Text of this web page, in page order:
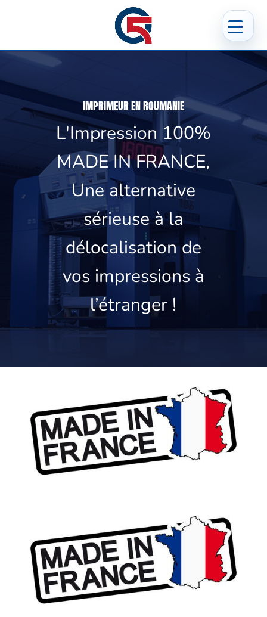
IMPRIMEUR EN ROUMANIE
L'Impression 100%
MADE IN FRANCE,
Une alternative
sérieuse à la
délocalisation de
vos impressions à
l’étranger !